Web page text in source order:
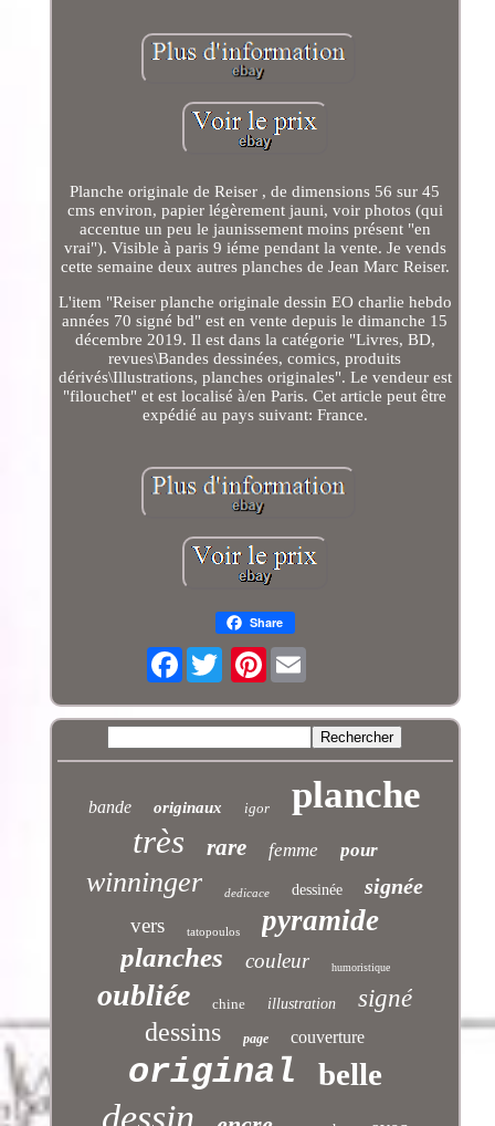
Planche originale de Reiser , de dimensions 56 sur 45
cms environ, papier légèrement jauni, voir photos (qui
accentue un peu le jaunissement moins présent "en
vrai"). Visible à paris 9 iéme pendant la vente. Je vends
cette semaine deux autres planches de Jean Marc Reiser.
L'item "Reiser planche originale dessin EO charlie hebdo
années 70 signé bd" est en vente depuis le dimanche 15
décembre 2019. Il est dans la catégorie "Livres, BD,
revues\Bandes dessinées, comics, produits
dérivés\Illustrations, planches originales". Le vendeur est
"filouchet" et est localisé à/en Paris. Cet article peut être
expédié au pays suivant: France.
Share
Facebook Pinterest
bande originaux igor planche
très rare femme pour
winninger dedicace dessinée signée
vers tatopoulos pyramide
planches couleur humoristique
oubliée chine illustration signé
dessins page couverture
original belle